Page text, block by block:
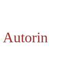
Autorin